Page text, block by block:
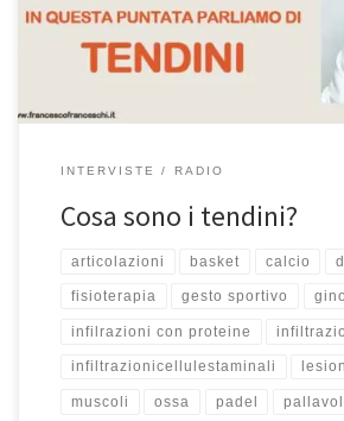
perché ci sono tanti giocatori, come per
della Roma che ha problemi […]
INTERVISTE RADIO
Cosa sono i tendini?
articolazioni basket calcio
fisioterapia gesto sportivo
infilrazioni con proteine
infiltrazionicellulestaminali
muscoli ossa padel